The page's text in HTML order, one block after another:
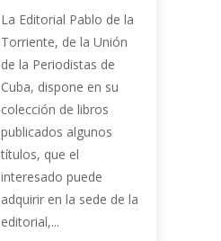
La Editorial Pablo de la
Torriente, de la Unión
de la Periodistas de
Cuba, dispone en su
colección de libros
publicados algunos
títulos, que el
interesado puede
adquirir en la sede de la
editorial,...